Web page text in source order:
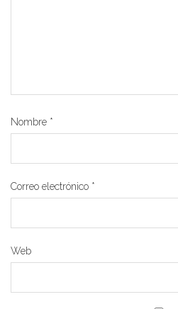
Nombre *
Correo electrónico *
Web